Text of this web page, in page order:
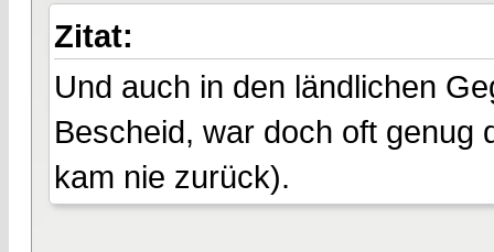
Zitat:
Und auch in den ländlichen
Bescheid, war doch oft genug
kam nie zurück).